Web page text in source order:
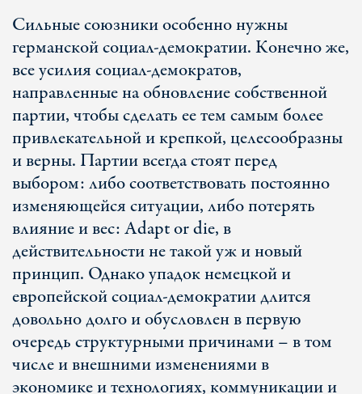
Сильные союзники особенно нужны
германской социал-демократии. Конечно же,
все усилия социал-демократов,
направленные на обновление собственной
партии, чтобы сделать ее тем самым более
привлекательной и крепкой, целесообразны
и верны. Партии всегда стоят перед
выбором: либо соответствовать постоянно
изменяющейся ситуации, либо потерять
влияние и вес: Adapt or die, в
действительности не такой уж и новый
принцип. Однако упадок немецкой и
европейской социал-демократии длится
довольно долго и обусловлен в первую
очередь структурными причинами – в том
числе и внешними изменениями в
экономике и технологиях, коммуникации и